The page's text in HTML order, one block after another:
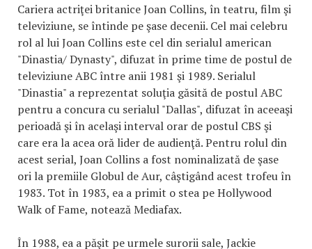
Cariera actriţei britanice Joan Collins, în teatru, film şi
televiziune, se întinde pe şase decenii. Cel mai celebru
rol al lui Joan Collins este cel din serialul american
"Dinastia/ Dynasty", difuzat în prime time de postul de
televiziune ABC între anii 1981 şi 1989. Serialul
"Dinastia" a reprezentat soluţia găsită de postul ABC
pentru a concura cu serialul "Dallas", difuzat în aceeaşi
perioadă şi în acelaşi interval orar de postul CBS şi
care era la acea oră lider de audienţă. Pentru rolul din
acest serial, Joan Collins a fost nominalizată de şase
ori la premiile Globul de Aur, câştigând acest trofeu în
1983. Tot în 1983, ea a primit o stea pe Hollywood
Walk of Fame, notează Mediafax.
În 1988, ea a păşit pe urmele surorii sale, Jackie